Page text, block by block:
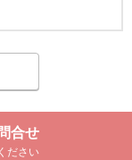
合せ
ださい